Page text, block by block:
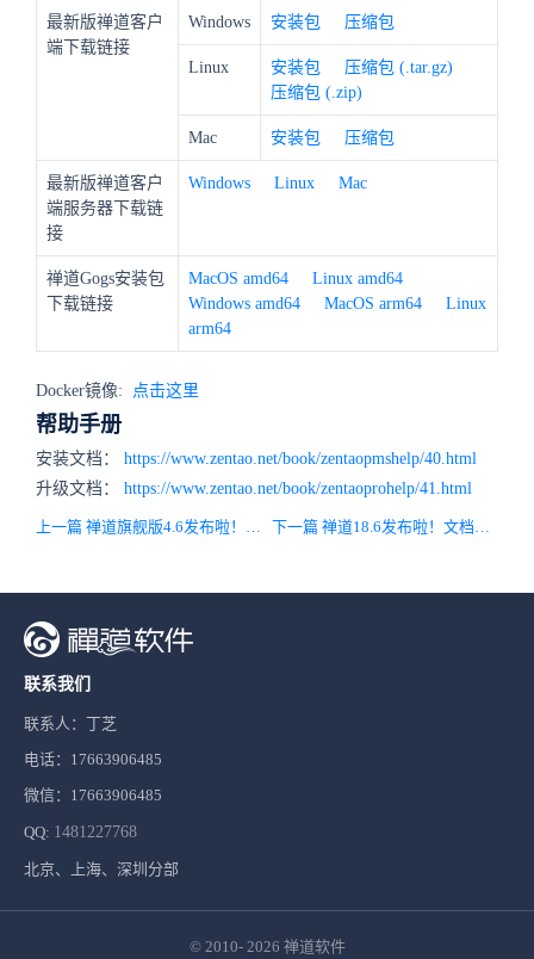
最新版禅道客户
端下载链接
Windows 安装包 压缩包
Linux 安装包
压缩包 (.tar.gz)
压缩包 (.zip)
Mac 安装包 压缩包
最新版禅道客户
端服务器下载链
接
Windows Linux Mac
禅道Gogs安装包
下载链接
MacOS amd64
Linux amd64
Windows amd64
MacOS arm64
Linux
arm64
Docker镜像: 点击这里
帮助手册
安装文档： https://www.zentao.net/book/zentaopmshelp/40.html
升级文档： https://www.zentao.net/book/zentaoprohelp/41.html
上一篇 禅道旗舰版4.6发布啦！瀑布项目功能细节优化 下一篇 禅道18.6发布啦！文档支持按版本记录附件信息，附件增加预览权限
联系我们
联系人：丁芝
电话：17663906485
微信：17663906485
QQ: 1481227768
北京、上海、深圳分部
© 2010- 2026 禅道软件